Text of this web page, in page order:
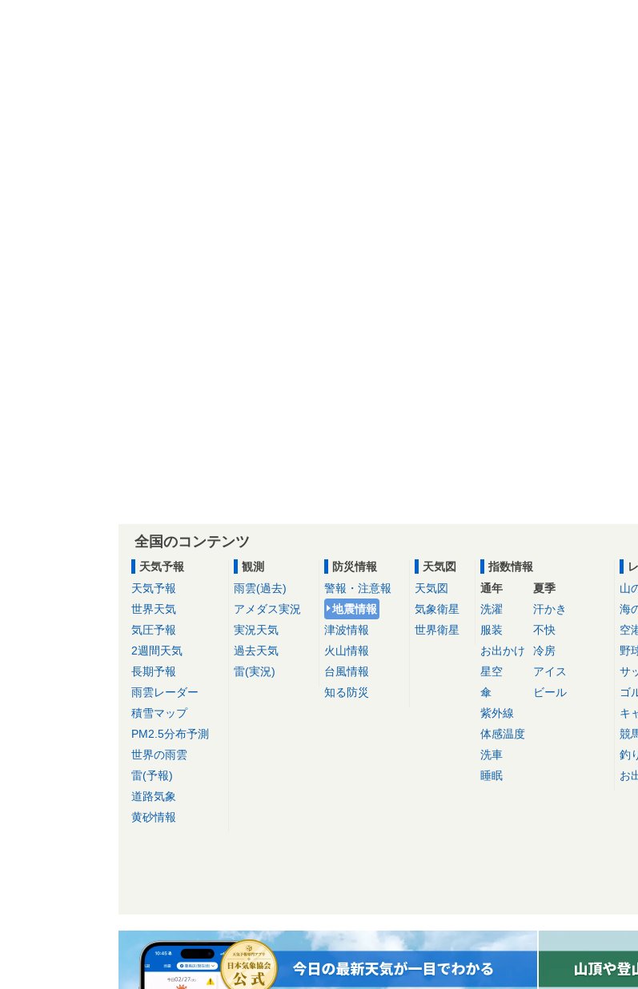
全国のコンテンツ
天気予報
天気予報
世界天気
気圧予報
2週間天気
長期予報
雨雲レーダー
積雪マップ
PM2.5分布予測
世界の雨雲
雷(予報)
道路気象
黄砂情報
観測
雨雲(過去)
アメダス実況
実況天気
過去天気
雷(実況)
防災情報
警報・注意報
地震情報
津波情報
火山情報
台風情報
知る防災
天気図
天気図
気象衛星
世界衛星
指数情報
通年
洗濯
服装
お出かけ
星空
傘
紫外線
体感温度
洗車
睡眠
夏季
汗かき
不快
冷房
アイス
ビール
山
海
空
野
サ
ゴ
キ
競
釣
お